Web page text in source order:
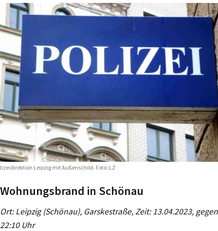
Leipzig mit Außenschild. Foto: LZ
Wohnungsbrand in Schönau
Ort: Leipzig (Schönau), Garskestraße, Zeit: 13.04.2023, gegen
22:10 Uhr